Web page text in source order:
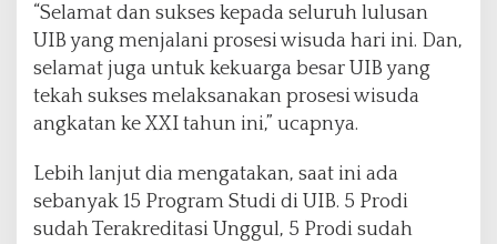
“Selamat dan sukses kepada seluruh lulusan
UIB yang menjalani prosesi wisuda hari ini. Dan,
selamat juga untuk kekuarga besar UIB yang
tekah sukses melaksanakan prosesi wisuda
angkatan ke XXI tahun ini,” ucapnya.
Lebih lanjut dia mengatakan, saat ini ada
sebanyak 15 Program Studi di UIB. 5 Prodi
sudah Terakreditasi Unggul, 5 Prodi sudah